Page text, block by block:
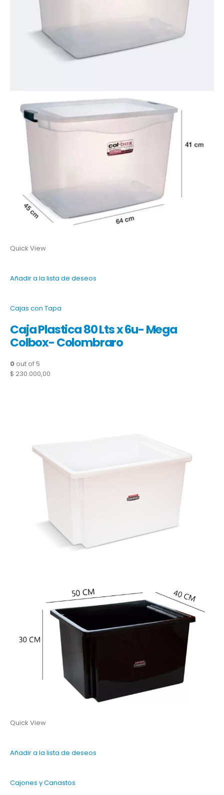
Quick View
Añadir a la lista de deseos
Cajas con Tapa
Caja Plastica 80 Lts x 6u- Mega
Colbox- Colombraro
0 out of 5
$ 230.000,00
Quick View
Añadir a la lista de deseos
Cajones y Canastos